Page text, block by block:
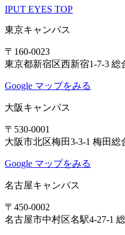
IPUT EYES TOP
東京キャンパス
〒160-0023
東京都新宿区西新宿1-7-3
Google マップをみる
大阪キャンパス
〒530-0001
大阪市北区梅田3-3-1 梅田総
Google マップをみる
名古屋キャンパス
〒450-0002
名古屋市中村区名駅4-27-1